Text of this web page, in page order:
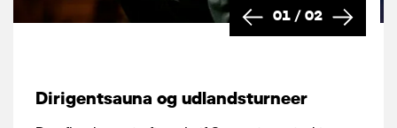
01 / 02
Dirigentsauna og udlandsturneer